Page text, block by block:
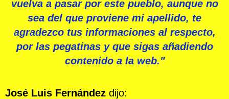
vuelva a pasar por este pueblo, aunque no
sea del que proviene mi apellido, te
agradezco tus informaciones al respecto,
por las pegatinas y que sigas añadiendo
contenido a la web."
José Luis Fernández dijo: